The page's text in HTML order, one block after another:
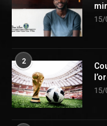
15/
2
15/